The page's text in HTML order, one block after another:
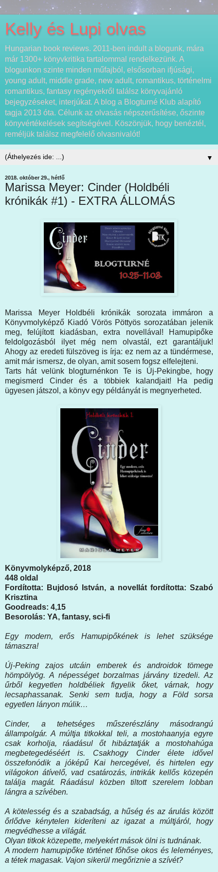
Kelly és Lupi olvas
Hungarian book reviews. 2011-ben indult a blogunk, mára
már 1300+ könyvkritika tartalommal rendelkezünk. A
blogunkon szinte minden műfajból, elsősorban ifjúsági,
young adult, middle grade, new adult, romantikus, történelmi
romantikus, fantasy regényekről találsz könyvajánló
bejegyzéseket, interjúkat. A blog a Blogturné Klub alapító
tagja 2013 óta. Célunk az olvasás népszerűsítése, őszinte
könyvértékelések segítségével. Köszönjük, hogy benéztél,
reméljük találsz megfelelő olvasnivalót!
▼
2018. október 29., hétfő
Marissa Meyer: Cinder (Holdbéli
krónikák #1) - EXTRA ÁLLOMÁS
Marissa Meyer Holdbéli krónikák sorozata immáron a
Könyvmolyképző Kiadó Vörös Pöttyös sorozatában jelenik
meg, felújított kiadásban, extra novellával! Hamupipőke
feldolgozásból ilyet még nem olvastál, ezt garantáljuk!
Ahogy az eredeti fülszöveg is írja: ez nem az a tündérmese,
amit már ismersz, de olyan, amit sosem fogsz elfelejteni.
Tarts hát velünk blogturnénkon Te is Új-Pekingbe, hogy
megismerd Cinder és a többiek kalandjait! Ha pedig
ügyesen játszol, a könyv egy példányát is megnyerheted.
Könyvmolyképző, 2018
448 oldal
Fordította: Bujdosó István, a novellát fordította: Szabó
Krisztina
Goodreads: 4,15
Besorolás: YA, fantasy, sci-fi
Egy modern, erős Hamupipőkének is lehet szüksége
támaszra!
Új-Peking zajos utcáin emberek és androidok tömege
hömpölyög. A népességet borzalmas járvány tizedeli. Az
űrből kegyetlen holdbéliek figyelik őket, várnak, hogy
lecsaphassanak. Senki sem tudja, hogy a Föld sorsa
egyetlen lányon múlik…
Cinder, a tehetséges műszerészlány másodrangú
állampolgár. A múltja titkokkal teli, a mostohaanyja egyre
csak korholja, ráadásul őt hibáztatják a mostohahúga
megbetegedéséért is. Csakhogy Cinder élete idővel
összefonódik a jóképű Kai hercegével, és hirtelen egy
világokon átívelő, vad csatározás, intrikák kellős közepén
találja magát. Ráadásul közben tiltott szerelem lobban
lángra a szívében.
A kötelesség és a szabadság, a hűség és az árulás között
őrlődve kénytelen kideríteni az igazat a múltjáról, hogy
megvédhesse a világát.
Olyan titkok közepette, melyekért mások ölni is tudnának.
A modern hamupipőke történet főhőse okos és leleményes,
a tétek magasak. Vajon sikerül megőriznie a szívét?